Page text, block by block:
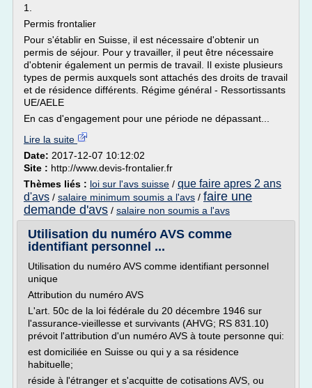
1.
Permis frontalier
Pour s'établir en Suisse, il est nécessaire d'obtenir un
permis de séjour. Pour y travailler, il peut être nécessaire
d'obtenir également un permis de travail. Il existe plusieurs
types de permis auxquels sont attachés des droits de travail
et de résidence différents. Régime général - Ressortissants
UE/AELE
En cas d'engagement pour une période ne dépassant...
Lire la suite
Date: 2017-12-07 10:12:02
Site : http://www.devis-frontalier.fr
Thèmes liés : loi sur l'avs suisse / que faire apres 2 ans
d'avs / salaire minimum soumis a l'avs / faire une
demande d'avs / salaire non soumis a l'avs
Utilisation du numéro AVS comme
identifiant personnel ...
Utilisation du numéro AVS comme identifiant personnel
unique
Attribution du numéro AVS
L'art. 50c de la loi fédérale du 20 décembre 1946 sur
l'assurance-vieillesse et survivants (AHVG; RS 831.10)
prévoit l'attribution d'un numéro AVS à toute personne qui:
est domiciliée en Suisse ou qui y a sa résidence
habituelle;
réside à l'étranger et s'acquitte de cotisations AVS, ou